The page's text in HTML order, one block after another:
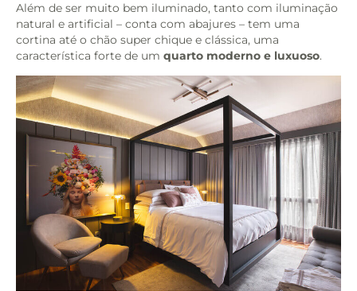
Além de ser muito bem iluminado, tanto com iluminação
natural e artificial – conta com abajures – tem uma
cortina até o chão super chique e clássica, uma
característica forte de um quarto moderno e luxuoso.